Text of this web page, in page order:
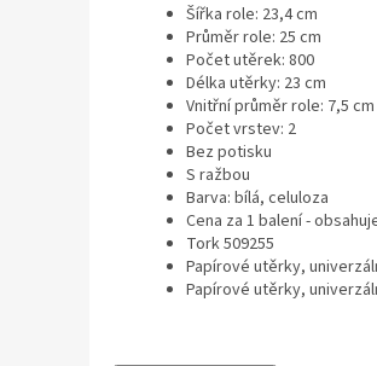
Šířka role: 23,4 cm
Průměr role: 25 cm
Počet utěrek: 800
Délka utěrky: 23 cm
Vnitřní průměr role: 7,5 cm
Počet vrstev: 2
Bez potisku
S ražbou
Barva: bílá, celuloza
Cena za 1 balení -
Tork 509255
Papírové utěrky,
Papírové utěrky,